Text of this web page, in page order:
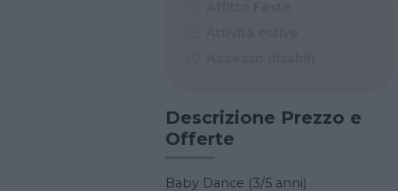
Descrizione Prezzo e
Offerte
Baby Dance (3/5 anni)